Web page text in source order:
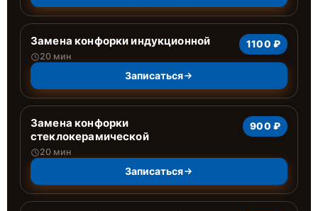
Замена конфорки индукционной
20 мин
1100 ₽
Записаться
Замена конфорки
стеклокерамической
20 мин
900 ₽
Записаться